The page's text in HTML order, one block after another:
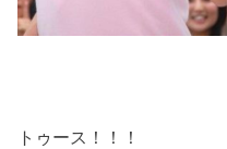
トゥース！！！